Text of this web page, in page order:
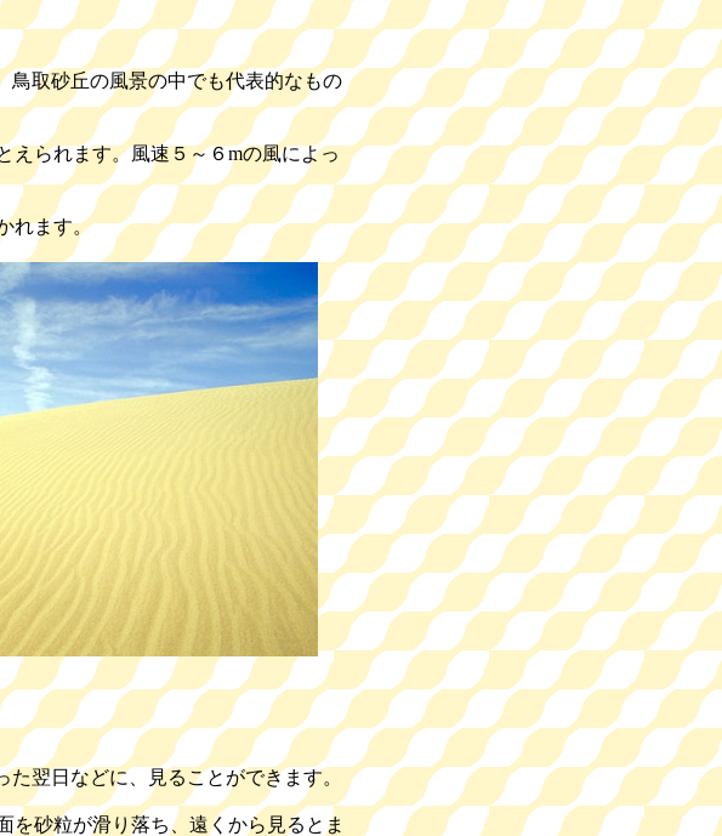
鳥取砂丘の風景の中でも代表的なもの
られます。風速５～６mの風によっ
れます。
た翌日などに、見ることができます。
砂粒が滑り落ち、遠くから見るとま